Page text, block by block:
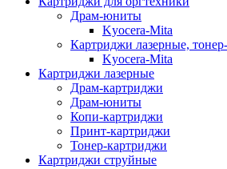
Драм-юниты
Kyocera-Mita
Картриджи лазерные,
Kyocera-Mita
Картриджи лазерные
Драм-картриджи
Драм-юниты
Копи-картриджи
Принт-картриджи
Тонер-картриджи
Картриджи струйные